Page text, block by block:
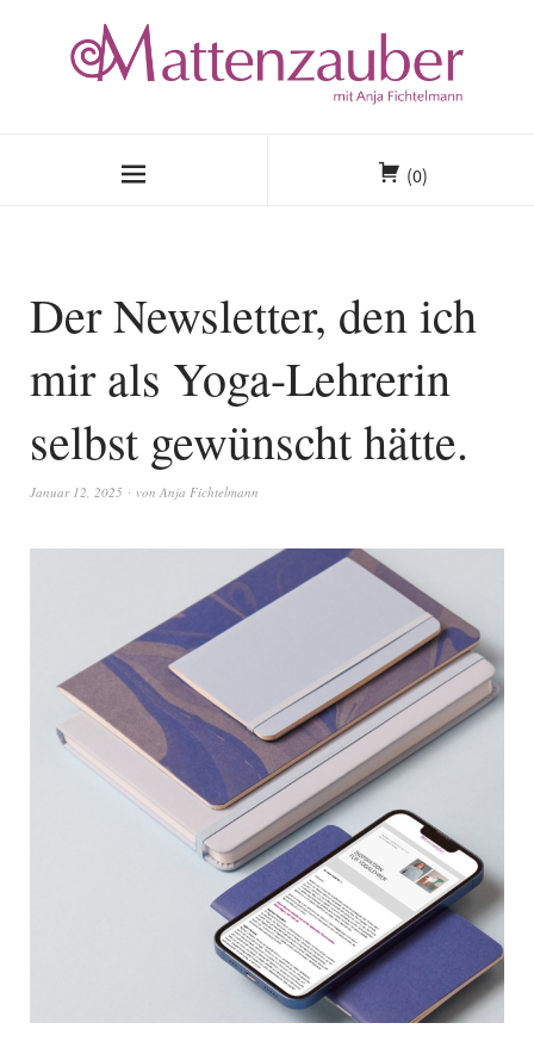
(0)
Der Newsletter, den ich
mir als Yoga-Lehrerin
selbst gewünscht hätte.
Januar 12, 2025 von Anja Fichtelmann